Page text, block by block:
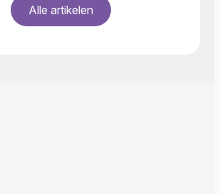
Alle artikelen